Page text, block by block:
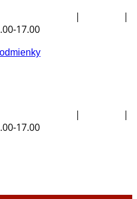
|
|
17.00
|
|
17.00